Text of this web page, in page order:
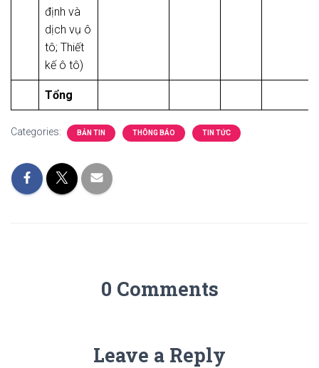
định và
dịch vụ ô
tô; Thiết
kế ô tô)
Tổng
Categories: BẢN TIN THÔNG BÁO TIN TỨC
0 Comments
Leave a Reply